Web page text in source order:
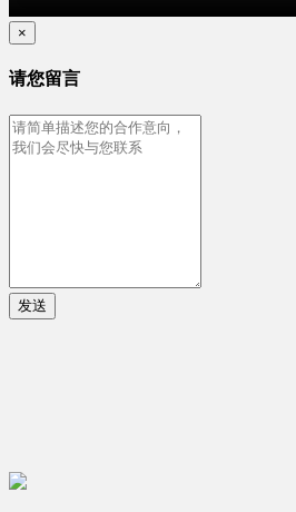
×
请您留言
发送